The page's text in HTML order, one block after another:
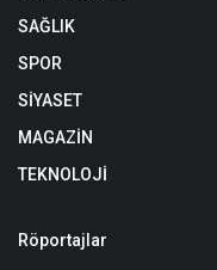
SAĞLIK
SPOR
SİYASET
MAGAZİN
TEKNOLOJİ
Röportajlar